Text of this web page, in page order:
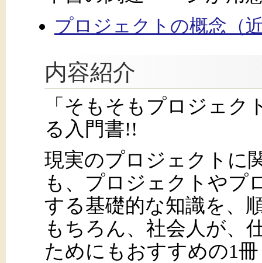
プロジェクトの概念（
内容紹介
「そもそもプロジェ
る入門書!!
現実のプロジェクトに
も、プロジェクトやプ
する基礎的な知識を、
もちろん、社会人が、
ためにもおすすめの1